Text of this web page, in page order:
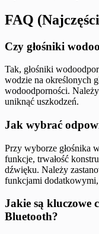
FAQ
Czy głośniki
Tak, głośniki
wodzie na określonych
wodoodporności.
uniknąć uszkodzeń.
Jak wybrać
Przy wyborze głośnika
funkcje, trwałość
dźwięku. Należy
funkcjami dodatkowymi,
Jakie są kluczowe
Bluetooth?